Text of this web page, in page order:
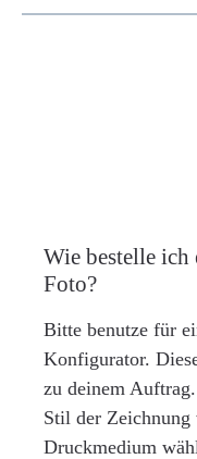
Wie bestelle
Foto?
Bitte benutze für
Konfigurator.
zu deinem
Stil der Zeichnung
Druckmedium